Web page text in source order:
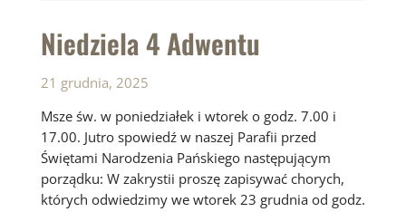
Niedziela 4 Adwentu
21 grudnia, 2025
Msze św. w poniedziałek i wtorek o godz. 7.00 i
17.00. Jutro spowiedź w naszej Parafii przed
Świętami Narodzenia Pańskiego następującym
porządku: W zakrystii proszę zapisywać chorych,
których odwiedzimy we wtorek 23 grudnia od godz.